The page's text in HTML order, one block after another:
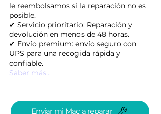
le reembolsamos si la reparación no es
posible.
✔ Servicio prioritario: Reparación y
devolución en menos de 48 horas.
✔ Envío premium: envío seguro con
UPS para una recogida rápida y
confiable.
Saber más...
Enviar mi Mac a reparar